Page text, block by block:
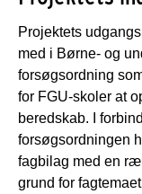
Projektets
med i Børne- og
forsøgsordning
for FGU-skoler at
beredskab. I
forsøgsordningen
fagbilag med en
grund for